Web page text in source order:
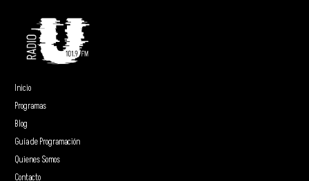
Inicio
Programas
Blog
Guía de Programación
Quienes Somos
Contacto